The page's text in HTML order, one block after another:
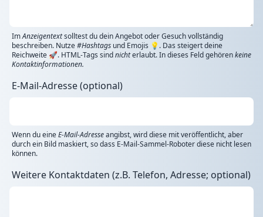
ImAnzeigentextsolltest du dein Angebot oder Gesuch vollständig
beschreiben. Nutze#Hashtags und Emojis 💡. Das steigert deine
Reichweite 🚀. HTML-Tags sindnichterlaubt. In dieses Feld gehörenkeine
Kontaktinformationen.
E-Mail-Adresse (optional)
Wenn du eineE-Mail-Adresseangibst, wird diese mit veröffentlicht, aber
durch ein Bild maskiert, so dass E-Mail-Sammel-Roboter diese nicht lesen
können.
Weitere Kontaktdaten (z.B. Telefon, Adresse; optional)